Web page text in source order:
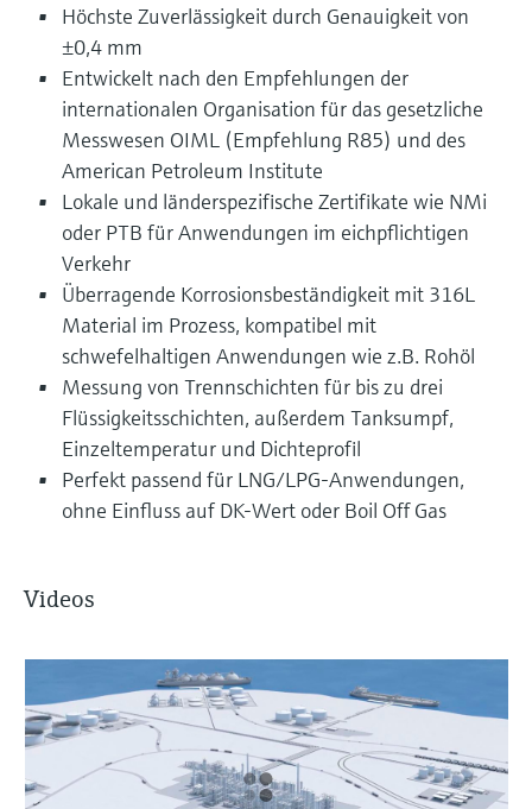
Höchste Zuverlässigkeit durch Genauigkeit von
±0,4 mm
Entwickelt nach den Empfehlungen der
internationalen Organisation für das gesetzliche
Messwesen OIML (Empfehlung R85) und des
American Petroleum Institute
Lokale und länderspezifische Zertifikate wie NMi
oder PTB für Anwendungen im eichpflichtigen
Verkehr
Überragende Korrosionsbeständigkeit mit 316L
Material im Prozess, kompatibel mit
schwefelhaltigen Anwendungen wie z.B. Rohöl
Messung von Trennschichten für bis zu drei
Flüssigkeitsschichten, außerdem Tanksumpf,
Einzeltemperatur und Dichteprofil
Perfekt passend für LNG/LPG-Anwendungen,
ohne Einfluss auf DK-Wert oder Boil Off Gas
Videos